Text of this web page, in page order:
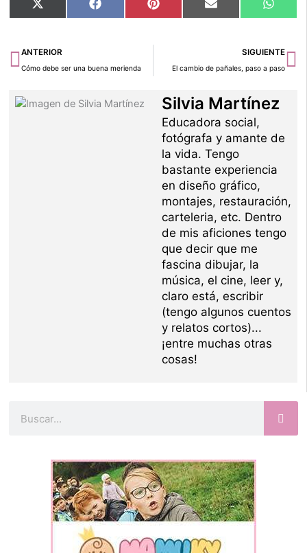
Compartir
en
X
(Twitter)
Compartir
en
Facebook Compartir
en
Pinterest Compartir
en
Email
en
Ant
ANTERIOR
Cómo debe ser una buena merienda
SIGUIENTE
El cambio de pañales, paso a paso
Silvia Martínez
Educadora social,
fotógrafa y amante de
la vida. Tengo
bastante experiencia
en diseño gráfico,
montajes, restauración,
carteleria, etc. Dentro
de mis aficiones tengo
que decir que me
fascina dibujar, la
música, el cine, leer y,
claro está, escribir
(tengo algunos cuentos
y relatos cortos)...
¡entre muchas otras
cosas!